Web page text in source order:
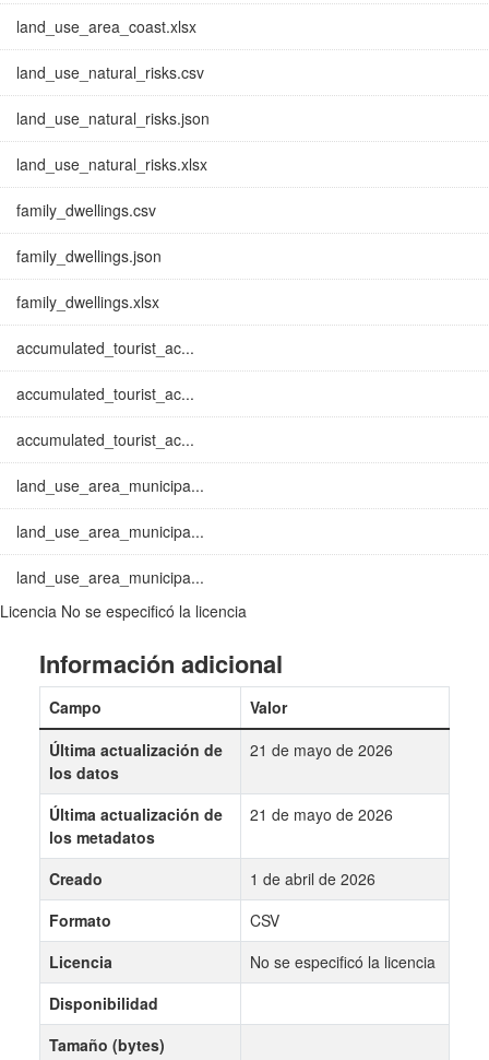
land_use_area_coast.xlsx
land_use_natural_risks.csv
land_use_natural_risks.json
land_use_natural_risks.xlsx
family_dwellings.csv
family_dwellings.json
family_dwellings.xlsx
accumulated_tourist_ac...
accumulated_tourist_ac...
accumulated_tourist_ac...
land_use_area_municipa...
land_use_area_municipa...
land_use_area_municipa...
Licencia No se especificó la licencia
Información adicional
Campo
Valor
Última actualización de
los datos
21 de mayo de 2026
Última actualización de
los metadatos
21 de mayo de 2026
Creado
1 de abril de 2026
Formato
CSV
Licencia
No se especificó la licencia
Disponibilidad
Tamaño (bytes)